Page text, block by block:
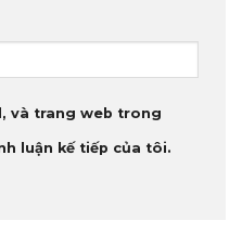
và trang web trong
luận kế tiếp của tôi.